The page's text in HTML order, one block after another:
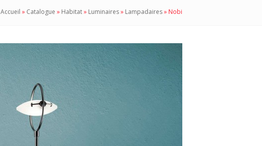
Accueil » Catalogue » Habitat» Luminaires» Lampadaires» Nobi